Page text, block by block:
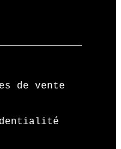
de vente